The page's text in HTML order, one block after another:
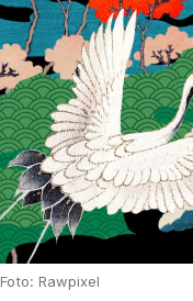
Foto: Rawpixel